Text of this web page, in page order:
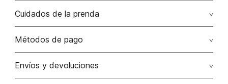
Enterizo un solo hombro viscosa 75% elastano 3% poliamida
22% 75.00% viscosa/viscose22.00%
poliamida/polyamide3.00% elastano/elastane
Cuidados de la prenda
No dejar en remojo /lavar por separado / no utilizar
No usar lejia
Métodos de pago
Tarjetas de crédito: Visa, Dinners, Master Card y American
Envíos y devoluciones